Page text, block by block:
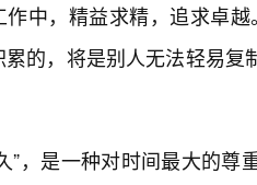
中，精益求精，追求卓越
的，将是别人无法轻易
”，是一种对时间最大的